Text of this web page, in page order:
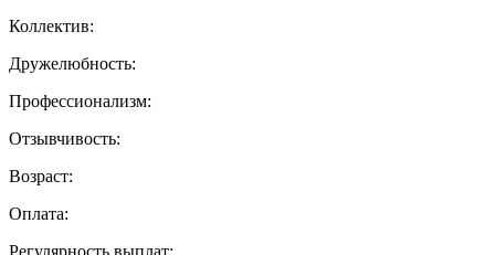
Коллектив:
Дружелюбность:
Профессионализм:
Отзывчивость:
Возраст:
Оплата: